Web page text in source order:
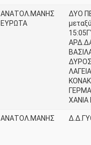
ΑΝΑΤΟΛ.ΜΑΝΗΣ
ΕΥΡΩΤΑ
ΔΥΟ
ΔΥΡΟΣ
ΧΑΝΙΑ
ΑΝΑΤΟΛ.ΜΑΝΗΣ